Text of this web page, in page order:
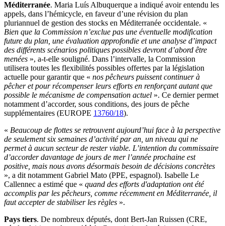
Méditerranée. Maria Luís Albuquerque a indiqué avoir entendu les
appels, dans l’hémicycle, en faveur d’une révision du plan
pluriannuel de gestion des stocks en Méditerranée occidentale. «
Bien que la Commission n’exclue pas une éventuelle modification
future du plan, une évaluation approfondie et une analyse d’impact
des différents scénarios politiques possibles devront d’abord être
menées », a-t-elle souligné. Dans l’intervalle, la Commission
utilisera toutes les flexibilités possibles offertes par la législation
actuelle pour garantir que « nos pêcheurs puissent continuer à
pêcher et pour récompenser leurs efforts en renforçant autant que
possible le mécanisme de compensation actuel ». Ce dernier permet
notamment d’accorder, sous conditions, des jours de pêche
supplémentaires (EUROPE 13760/18).
« Beaucoup de flottes se retrouvent aujourd’hui face à la perspective
de seulement six semaines d’activité par an, un niveau qui ne
permet à aucun secteur de rester viable. L’intention du commissaire
d’accorder davantage de jours de mer l’année prochaine est
positive, mais nous avons désormais besoin de décisions concrètes
», a dit notamment Gabriel Mato (PPE, espagnol). Isabelle Le
Callennec a estimé que « quand des efforts d'adaptation ont été
accomplis par les pêcheurs, comme récemment en Méditerranée, il
faut accepter de stabiliser les règles ».
Pays tiers. De nombreux députés, dont Bert-Jan Ruissen (CRE,